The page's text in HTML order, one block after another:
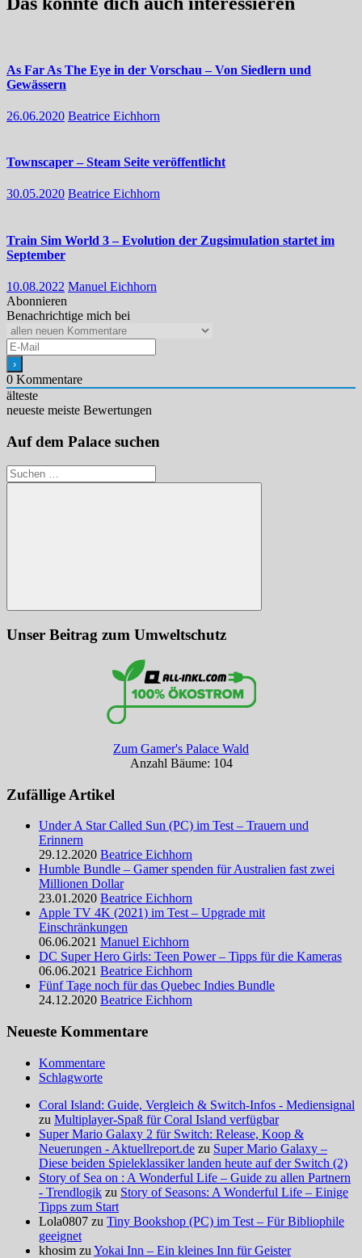
As Far As The Eye in der Vorschau – Von Siedlern und
Gewässern
26.06.2020 Beatrice Eichhorn
Townscaper – Steam Seite veröffentlicht
30.05.2020 Beatrice Eichhorn
Train Sim World 3 – Evolution der Zugsimulation startet im
September
10.08.2022 Manuel Eichhorn
Abonnieren
Benachrichtige mich bei
0 Kommentare
älteste
neueste meiste Bewertungen
Auf dem Palace suchen
Suchen
nach:
Suchen
Unser Beitrag zum Umweltschutz
Zum Gamer's Palace Wald
Anzahl Bäume: 104
Zufällige Artikel
Under A Star Called Sun (PC) im Test – Trauern und
Erinnern
29.12.2020 Beatrice Eichhorn
Humble Bundle – Gamer spenden für Australien fast zwei
Millionen Dollar
23.01.2020 Beatrice Eichhorn
Apple TV 4K (2021) im Test – Upgrade mit
Einschränkungen
06.06.2021 Manuel Eichhorn
DC Super Hero Girls: Teen Power – Tipps für die Kameras
06.06.2021 Beatrice Eichhorn
Fünf Tage noch für das Quebec Indies Bundle
24.12.2020 Beatrice Eichhorn
Neueste Kommentare
Kommentare
Schlagworte
Coral Island: Guide, Vergleich & Switch-Infos - Mediensignal
zu Multiplayer-Spaß für Coral Island verfügbar
Super Mario Galaxy 2 für Switch: Release, Koop &
Neuerungen - Aktuellreport.de zu Super Mario Galaxy –
Diese beiden Spieleklassiker landen heute auf der Switch (2)
Story of Sea on : A Wonderful Life – Guide zu allen Partnern
- Trendlogik zu Story of Seasons: A Wonderful Life – Einige
Tipps zum Start
Lola0807 zu Tiny Bookshop (PC) im Test – Für Bibliophile
geeignet
khosim zu Yokai Inn – Ein kleines Inn für Geister